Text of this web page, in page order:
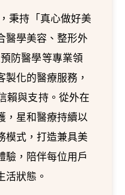
秉持「真心做好美
醫學美容、整形外
防醫學等專業領
化的醫療服務，
賴與支持。從外在
，星和醫療持續以
模式，打造兼具美
驗，陪伴每位用戶
活狀態。